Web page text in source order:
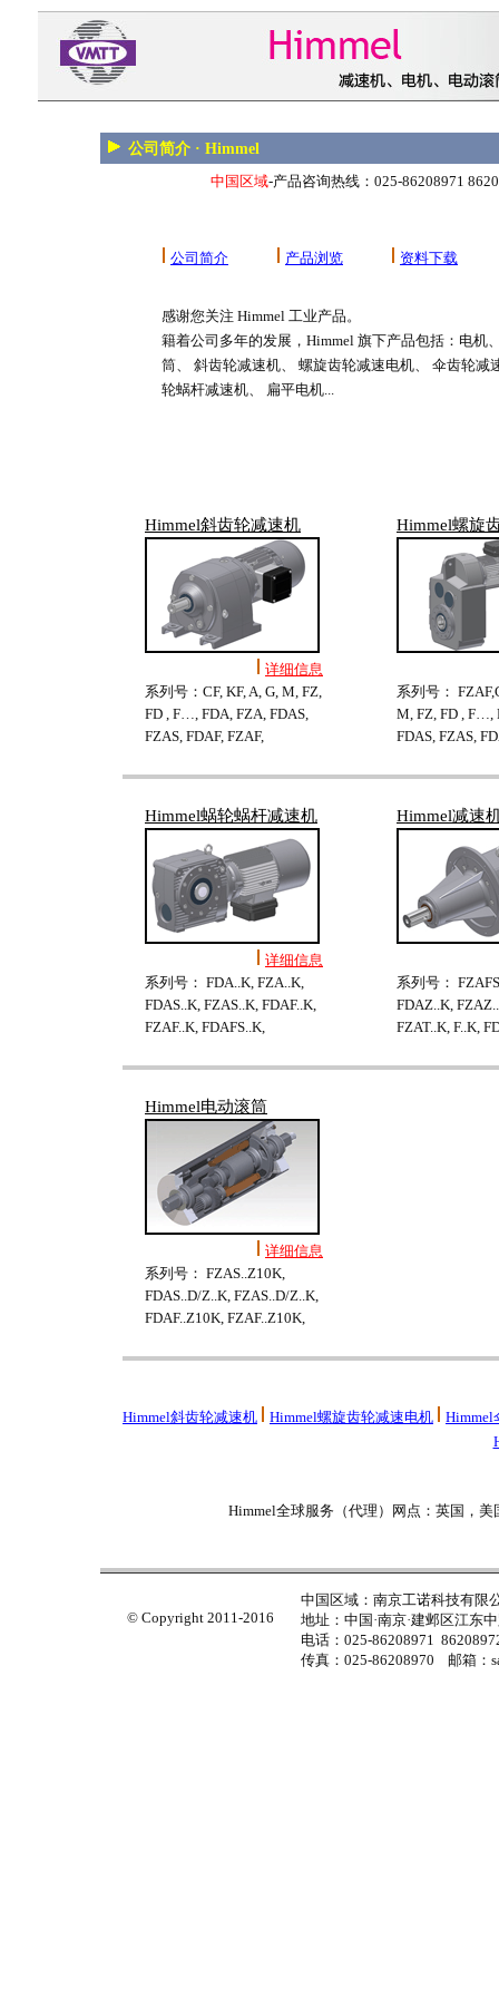
公司简介 · Himmel
中国区域-产品咨询热线：025-86208971
公司简介 产品浏览 资料下载
感谢您关注 Himmel 工业产品。
籍着公司多年的发展，Himmel 旗下产品包括：电机
筒、 斜齿轮减速机、 螺旋齿轮减速电机、 伞齿轮减
轮蜗杆减速机、 扁平电机...
Himmel斜齿轮减速机
详细信息
系列号：CF, KF, A, G, M, FZ,
FD , F…, FDA, FZA, FDAS,
FZAS, FDAF, FZAF,
Himmel螺旋
系列号：
M, FZ, FD , F…,
FDAS, FZAS,
Himmel蜗轮蜗杆减速机
详细信息
系列号： FDA..K, FZA..K,
FDAS..K, FZAS..K, FDAF..K,
FZAF..K, FDAFS..K,
Himmel减速
系列号：
FDAZ..K,
FZAT..K, F..K,
Himmel电动滚筒
详细信息
系列号： FZAS..Z10K,
FDAS..D/Z..K, FZAS..D/Z..K,
FDAF..Z10K, FZAF..Z10K,
Himmel斜齿轮减速机 Himmel螺旋齿轮减速电机
Himmel
Himmel全球服务（代理）网点：英国，
© Copyright 2011-2016
中国区域：南京工诺科技有限
地址：中国·南京·建邺区江东
电话：025-86208971
传真：025-86208970 邮箱：